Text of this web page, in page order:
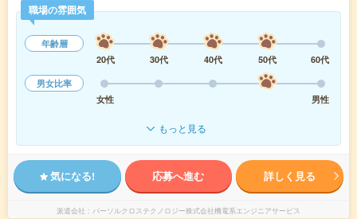
職場の雰囲気
年齢層
20代
30代 40代 50代
60代
男女比率
女性
男性
もっと見る
気になる! 応募へ進む 詳しく見る
派遣会社 パーソルクロステクノロジー株式会社機電系エンジニアサービス